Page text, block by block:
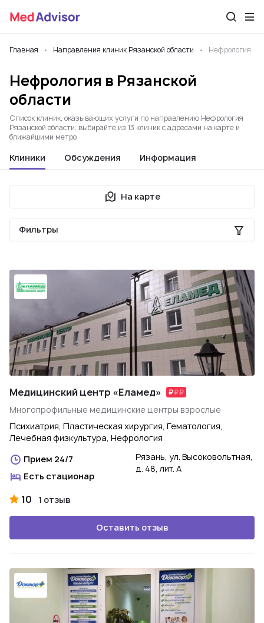
Главная Направления клиник Рязанской области Нефрология
Нефрология в Рязанской
области
Список клиник, оказывающих услуги по направлению Нефрология
Рязанской области: выбирайте из 13 клиник с адресами на карте и
ближайшими метро
Клиники Обсуждения Информация
На карте
Фильтры
Медицинский центр «Еламед»
Многопрофильные медицинские центры взрослые
Психиатрия, Пластическая хирургия, Гематология,
Лечебная физкультура, Нефрология
Прием 24/7
Есть стационар
Рязань, ул. Высоковольтная,
д. 48, лит. А
10 1 отзыв
Оставить отзыв